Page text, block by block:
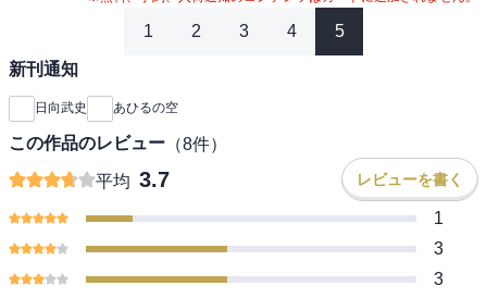
1 2 3 4 5
新刊通知
日向武史 あひるの空
この作品のレビュー （8件）
平均 3.7 レビューを書く
1
3
3